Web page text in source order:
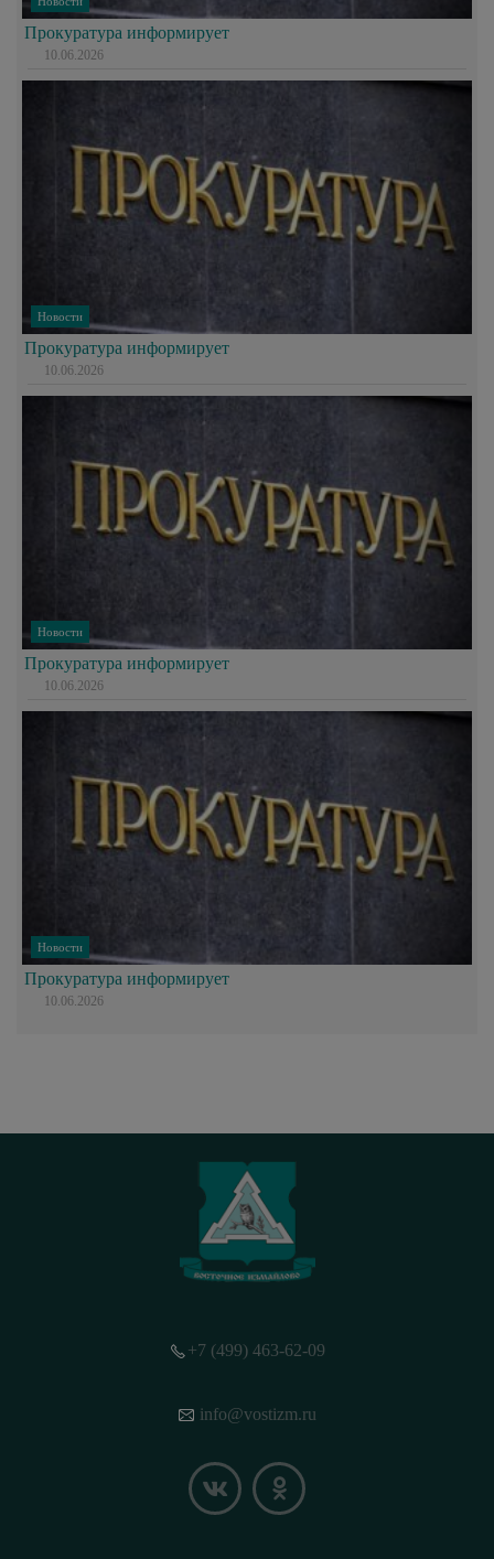
Прокуратура информирует
10.06.2026
Новости
Прокуратура информирует
10.06.2026
Новости
Прокуратура информирует
10.06.2026
Новости
Прокуратура информирует
10.06.2026
+7 (499) 463-62-09
info@vostizm.ru